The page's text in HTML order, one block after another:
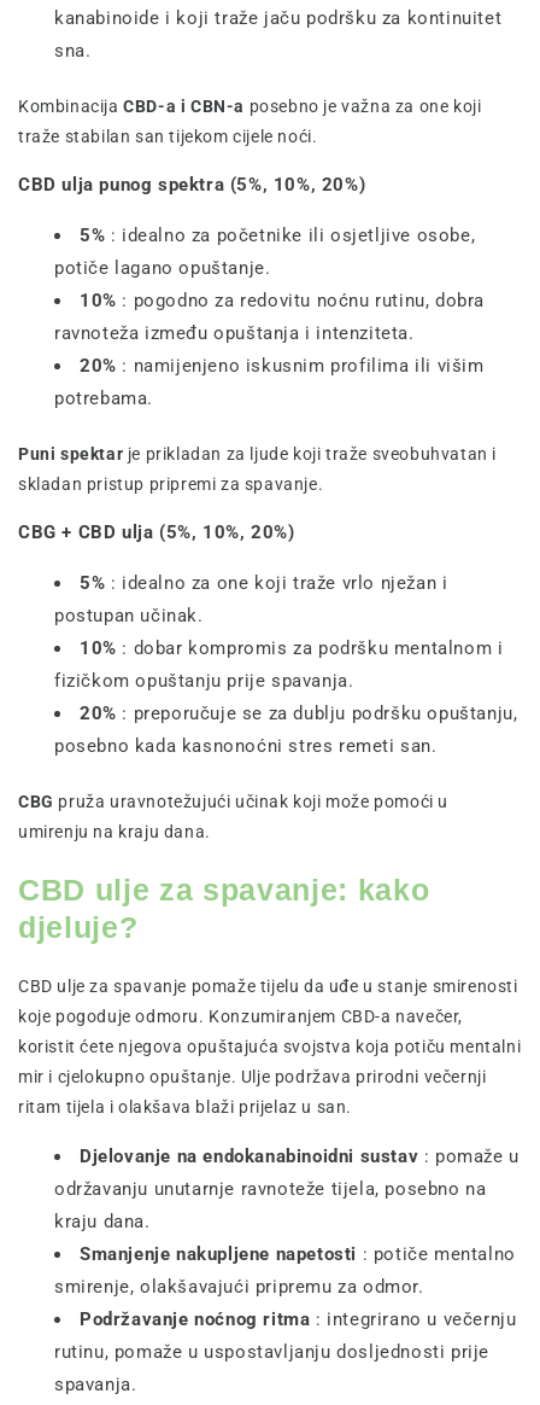
kanabinoide i koji traže jaču podršku za kontinuitet
sna.
KombinacijaCBD-a i CBN-a posebno je važna za one koji
traže stabilan san tijekom cijele noći.
CBD ulja punog spektra (5%, 10%, 20%)
5% : idealno za početnike ili osjetljive osobe,
potiče lagano opuštanje.
10% : pogodno za redovitu noćnu rutinu, dobra
ravnoteža između opuštanja i intenziteta.
20% : namijenjeno iskusnim profilima ili višim
potrebama.
Puni spektar je prikladan za ljude koji traže sveobuhvatan i
skladan pristup pripremi za spavanje.
CBG + CBD ulja (5%, 10%, 20%)
5% : idealno za one koji traže vrlo nježan i
postupan učinak.
10% : dobar kompromis za podršku mentalnom i
fizičkom opuštanju prije spavanja.
20% : preporučuje se za dublju podršku opuštanju,
posebno kada kasnonoćni stres remeti san.
CBG pruža uravnotežujući učinak koji može pomoći u
umirenju na kraju dana.
CBD ulje za spavanje: kako
djeluje?
CBD ulje za spavanje pomaže tijelu da uđe u stanje smirenosti
koje pogoduje odmoru. Konzumiranjem CBD-a navečer,
koristit ćete njegova opuštajuća svojstva koja potiču mentalni
mir i cjelokupno opuštanje. Ulje podržava prirodni večernji
ritam tijela i olakšava blaži prijelaz u san.
Djelovanje na endokanabinoidni sustav : pomaže u
održavanju unutarnje ravnoteže tijela, posebno na
kraju dana.
Smanjenje nakupljene napetosti : potiče mentalno
smirenje, olakšavajući pripremu za odmor.
Podržavanje noćnog ritma : integrirano u večernju
rutinu, pomaže u uspostavljanju dosljednosti prije
spavanja.